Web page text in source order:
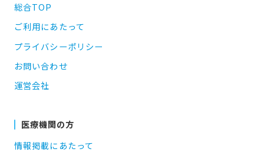
総合TOP
ご利用にあたって
プライバシーポリシー
お問い合わせ
運営会社
医療機関の方
情報掲載にあたって